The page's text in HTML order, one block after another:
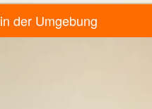
in der Umgebung